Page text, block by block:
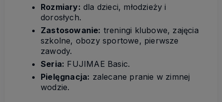
Rozmiary: dla dzieci, młodzieży i
dorosłych.
Zastosowanie: treningi klubowe, zajęcia
szkolne, obozy sportowe, pierwsze
zawody.
Seria: FUJIMAE Basic.
Pielęgnacja: zalecane pranie w zimnej
wodzie.